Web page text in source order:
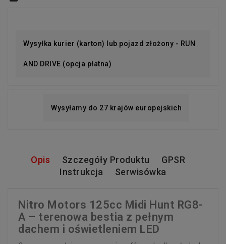
Wysyłka kurier (karton) lub pojazd złożony - RUN
AND DRIVE (opcja płatna)
Wysyłamy do 27 krajów europejskich
Opis Szczegóły Produktu
GPSR
Instrukcja
Serwisówka
Nitro Motors 125cc Midi Hunt RG8-
A – terenowa bestia z pełnym
dachem i oświetleniem LED